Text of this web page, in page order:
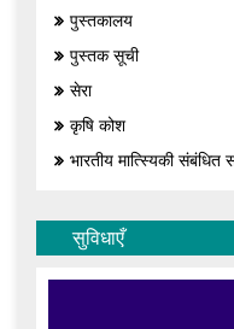
पुस्तकालय
पुस्तक सूची
सेरा
कृषि कोश
भारतीय मात्स्यिकी संबंधित
सुविधाएँ